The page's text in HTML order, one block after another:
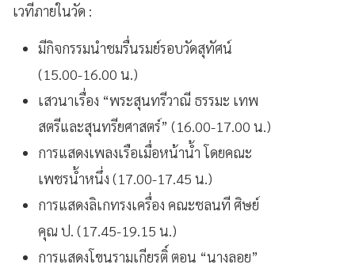
เวทีภายในวัด :
มีกิจกรรมนำชมรื่นรมย์รอบวัดสุทัศน์
(15.00-16.00 น.)
เสวนาเรื่อง “พระสุนทรีวาณี ธรรมะ เทพ
สตรีและสุนทรียศาสตร์” (16.00-17.00 น.)
การแสดงเพลงเรือเมื่อหน้าน้ำ โดยคณะ
เพชรน้ำหนึ่ง (17.00-17.45 น.)
การแสดงลิเกทรงเครื่อง คณะชลนที ศิษย์
คุณ ป. (17.45-19.15 น.)
การแสดงโขนรามเกียรติ์ ตอน “นางลอย”